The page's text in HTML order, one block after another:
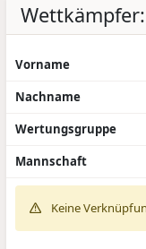
Vorname
Nachname
Wertungsgruppe
Mannschaft
Keine